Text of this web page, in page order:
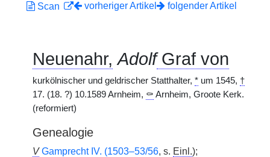
Scan
vorheriger Artikel folgender Artikel
Neuenahr, AdolfGraf von
kurkölnischer und geldrischer Statthalter, * um 1545, †
17. (18. ?) 10.1589 Arnheim, ⚰ Arnheim, Groote Kerk.
(reformiert)
Genealogie
V Gamprecht IV. (1503–53/56, s. Einl.);